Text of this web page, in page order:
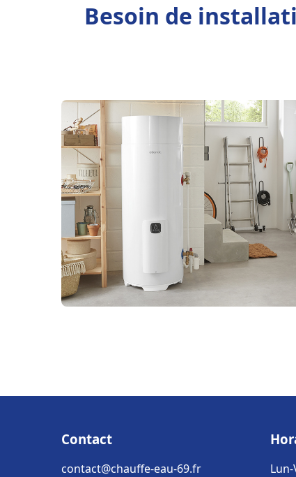
Besoin de
Contact
contact@chauffe-eau-69.fr